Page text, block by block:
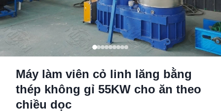
Máy làm viên cỏ linh lăng bằng
thép không gỉ 55KW cho ăn theo
chiều dọc